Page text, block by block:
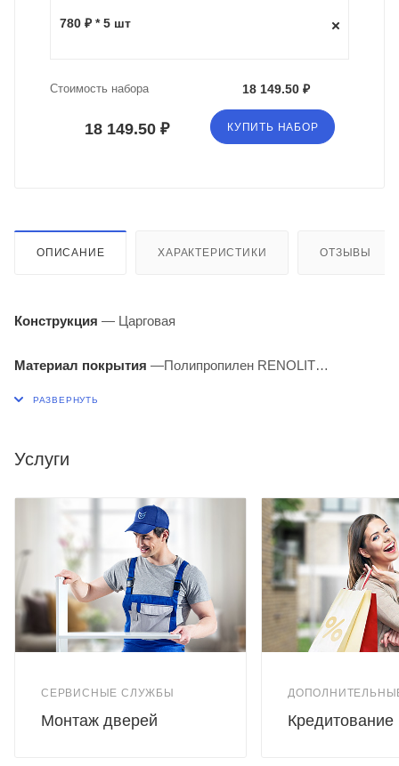
780 ₽ * 5 шт
Стоимость набора 18 149.50 ₽
18 149.50 ₽ КУПИТЬ НАБОР
ОПИСАНИЕ ХАРАКТЕРИСТИКИ ОТЗЫВЫ
Конструкция — Царговая
Материал покрытия —Полипропилен RENOLIT
Услуги
СЕРВИСНЫЕ СЛУЖБЫ
Монтаж дверей Кредитование